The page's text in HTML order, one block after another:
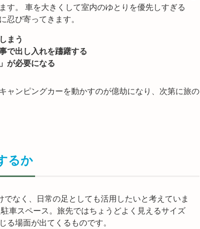
す。 車を大きくして室内のゆとりを優先しすぎる
忍び寄ってきます。
まう
で出し入れを躊躇する
が必要になる
ャンピングカーを動かすのが億劫になり、次第に旅の
るか
なく、日常の足としても活用したいと考えていま
車スペース。旅先ではちょうどよく見えるサイズ
る場面が出てくるものです。